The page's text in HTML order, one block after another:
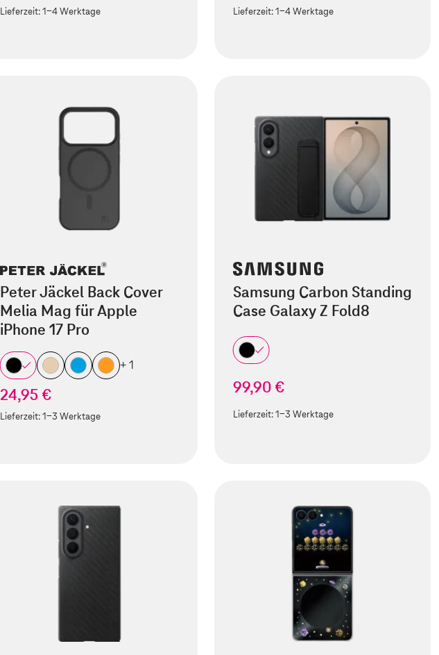
Lieferzeit:1-4 Werktage Lieferzeit:1-4 Werktage
Peter Jäckel Back Cover
Melia Mag für Apple
iPhone 17 Pro
+ 1
24,95 €
Lieferzeit:1-3 Werktage
Samsung Carbon Standing
Case Galaxy Z Fold8
99,90 €
Lieferzeit:1-3 Werktage